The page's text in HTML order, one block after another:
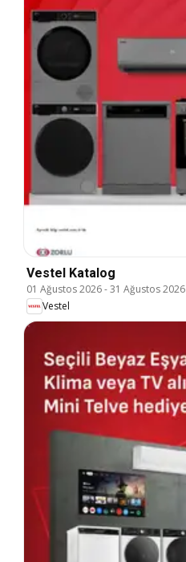
Vestel Katalog
01 Ağustos 2026-31 Ağustos 2026
Vestel